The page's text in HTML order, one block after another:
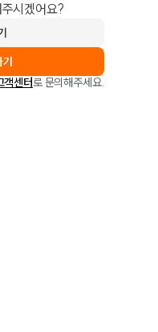
시겠어요?
기
객센터로 문의해주세요.